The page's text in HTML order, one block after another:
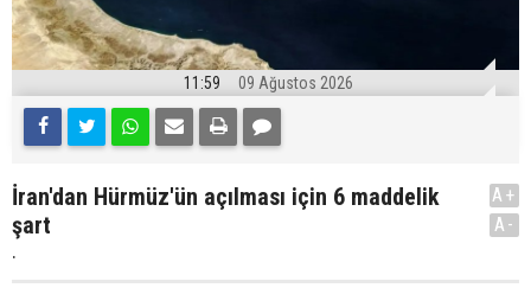
11:59 09 Ağustos 2026
İran'dan Hürmüz'ün açılması için 6 maddelik
şart
.
A+
A-